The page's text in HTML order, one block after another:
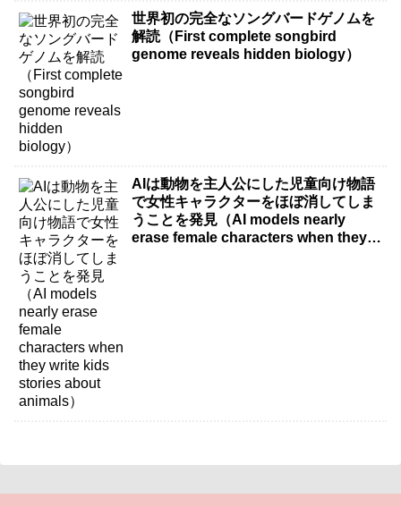
世界初の完全なソングバードゲノムを
解読（First complete songbird
genome reveals hidden biology）
AIは動物を主人公にした児童向け物語
で女性キャラクターをほぼ消してしま
うことを発見（AI models nearly
erase female characters when they